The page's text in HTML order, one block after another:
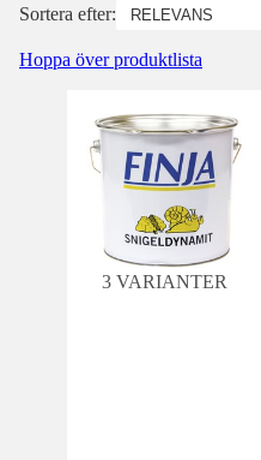
Sortera efter:
Hoppa över produktlista
3 VARIANTER